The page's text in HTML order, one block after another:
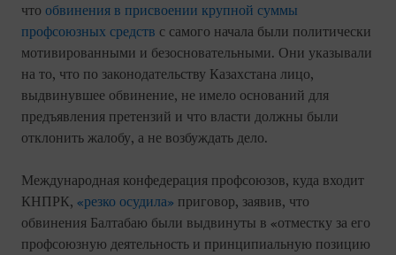
что обвинения в присвоении крупной суммы
профсоюзных средств с самого начала были политически
мотивированными и безосновательными. Они указывали
на то, что по законодательству Казахстана лицо,
выдвинувшее обвинение, не имело оснований для
предъявления претензий и что власти должны были
отклонить жалобу, а не возбуждать дело.
Международная конфедерация профсоюзов, куда входит
КНПРК, «резко осудила» приговор, заявив, что
обвинения Балтабаю были выдвинуты в «отместку за его
профсоюзную деятельность и принципиальную позицию